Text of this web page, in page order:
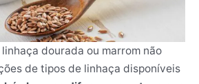
dourada ou marrom não
de tipos de linhaça disponíveis